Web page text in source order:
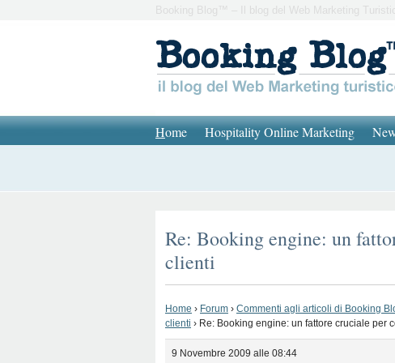
Booking Blog™ – Il blog del Web Marketing
Home Hospitality Online Marketing
Re: Booking engine: un
clienti
Home › Forum › Commenti agli articoli di Booking
clienti › Re: Booking engine: un fattore cruciale per
9 Novembre 2009 alle 08:44